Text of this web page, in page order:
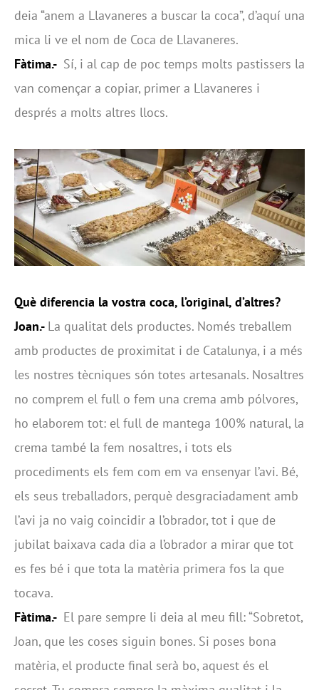
deia “anem a Llavaneres a buscar la coca”, d’aquí una
mica li ve el nom de Coca de Llavaneres.
Fàtima.- Sí, i al cap de poc temps molts pastissers la
van començar a copiar, primer a Llavaneres i
després a molts altres llocs.
Què diferencia la vostra coca, l’original, d’altres?
Joan.- La qualitat dels productes. Només treballem
amb productes de proximitat i de Catalunya, i a més
les nostres tècniques són totes artesanals. Nosaltres
no comprem el full o fem una crema amb pólvores,
ho elaborem tot: el full de mantega 100% natural, la
crema també la fem nosaltres, i tots els
procediments els fem com em va ensenyar l’avi. Bé,
els seus treballadors, perquè desgraciadament amb
l’avi ja no vaig coincidir a l’obrador, tot i que de
jubilat baixava cada dia a l’obrador a mirar que tot
es fes bé i que tota la matèria primera fos la que
tocava.
Fàtima.- El pare sempre li deia al meu fill: “Sobretot,
Joan, que les coses siguin bones. Si poses bona
matèria, el producte final serà bo, aquest és el